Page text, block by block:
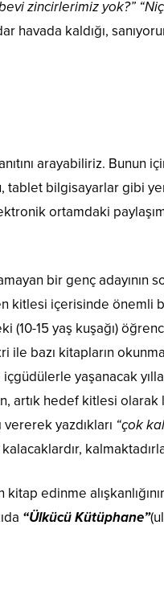
zincirlerimiz yok?”
havada kaldığı,
arayabiliriz. Bunun
bilgisayarlar gibi
ortamdaki
bir genç adayının
kitlesi içerisinde önemli
15 yaş kuşağı)
ile bazı kitapların
yaşanacak
artık hedef kitlesi
yazdıkları “çok
edinme
“Ülkücü Kütüphane”